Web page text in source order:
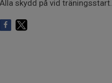
Alla skydd på vid träningsstart.